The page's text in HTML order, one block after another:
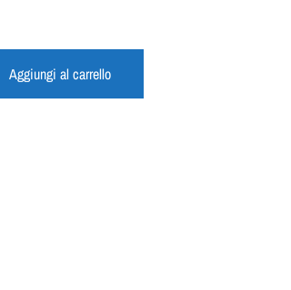
Aggiungi al carrello